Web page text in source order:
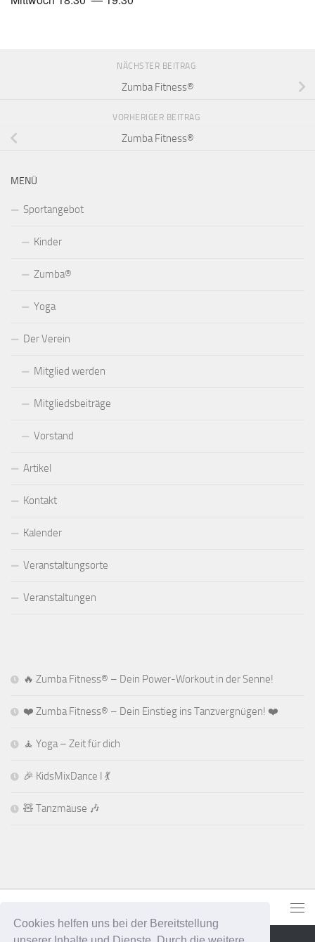
Cookies helfen uns bei der Bereitstellung
NÄCHSTER BEITRAG
Zumba Fitness®
VORHERIGER BEITRAG
Zumba Fitness®
MENÜ
Sportangebot
Kinder
Zumba®
Yoga
Der Verein
Mitglied werden
Mitgliedsbeiträge
Vorstand
Artikel
Kontakt
Kalender
Veranstaltungsorte
Veranstaltungen
🔥 Zumba Fitness® – Dein Power-Workout in der Senne!
❤️ Zumba Fitness® – Dein Einstieg ins Tanzvergnügen! ❤️
🧘 Yoga – Zeit für dich
🎉 KidsMixDance I 💃
🧸 Tanzmäuse 🎶